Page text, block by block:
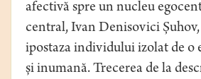
afectivă spre un nucleu
central, Ivan Denisovici
ipostaza individului izolat de o
și inumană. Trecerea de la